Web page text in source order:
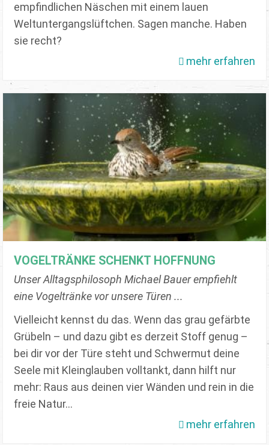
empfindlichen Näschen mit einem lauen
Weltuntergangslüftchen. Sagen manche. Haben
sie recht?
mehr erfahren
VOGELTRÄNKE SCHENKT HOFFNUNG
Unser Alltagsphilosoph Michael Bauer empfiehlt
eine Vogeltränke vor unsere Türen ...
Vielleicht kennst du das. Wenn das grau gefärbte
Grübeln – und dazu gibt es derzeit Stoff genug –
bei dir vor der Türe steht und Schwermut deine
Seele mit Kleinglauben volltankt, dann hilft nur
mehr: Raus aus deinen vier Wänden und rein in die
freie Natur…
mehr erfahren